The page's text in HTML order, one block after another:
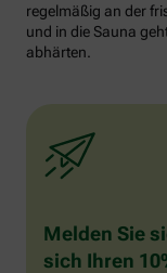
regelmäßig an der
und in die Sauna
abhärten.
Melden Sie
sich Ihren